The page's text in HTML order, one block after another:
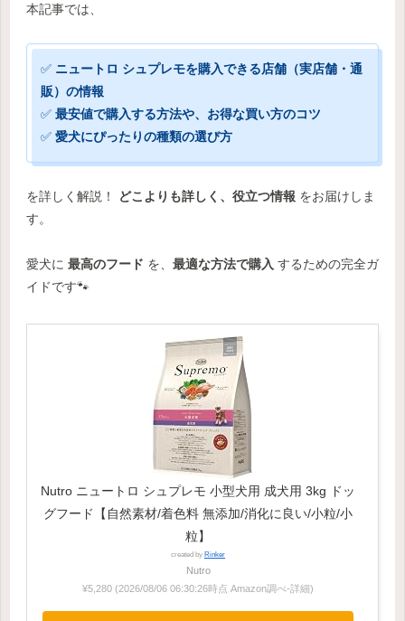
本記事では、
✅ ニュートロ シュプレモを購入できる店舗（実店舗・通
販）の情報
✅ 最安値で購入する方法や、お得な買い方のコツ
✅ 愛犬にぴったりの種類の選び方
を詳しく解説！ どこよりも詳しく、役立つ情報 をお届けしま
す。
愛犬に 最高のフード を、 最適な方法で購入 するための完全ガ
イドです🐾
Nutro ニュートロ シュプレモ 小型犬用 成犬用 3kg ドッ
グフード【自然素材/着色料 無添加/消化に良い/小粒/小
粒】
created by Rinker
Nutro
¥5,280 (2026/08/06 06:30:26時点 Amazon調べ-詳細)